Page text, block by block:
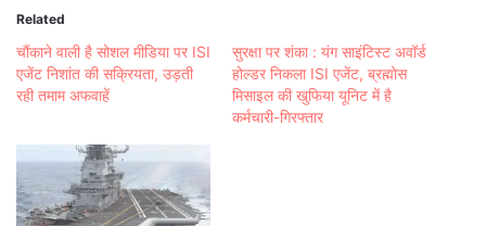
Related
चौंकाने वाली है सोशल मीडिया पर ISI
एजेंट निशांत की सक्रियता, उड़ती
रही तमाम अफवाहें
सुरक्षा पर शंका : यंग साइंटिस्ट अवॉर्ड
होल्‍डर निकला ISI एजेंट, ब्रह्मोस
मिसाइल की खुफिया यूनिट में है
कर्मचारी-गिरफ्तार